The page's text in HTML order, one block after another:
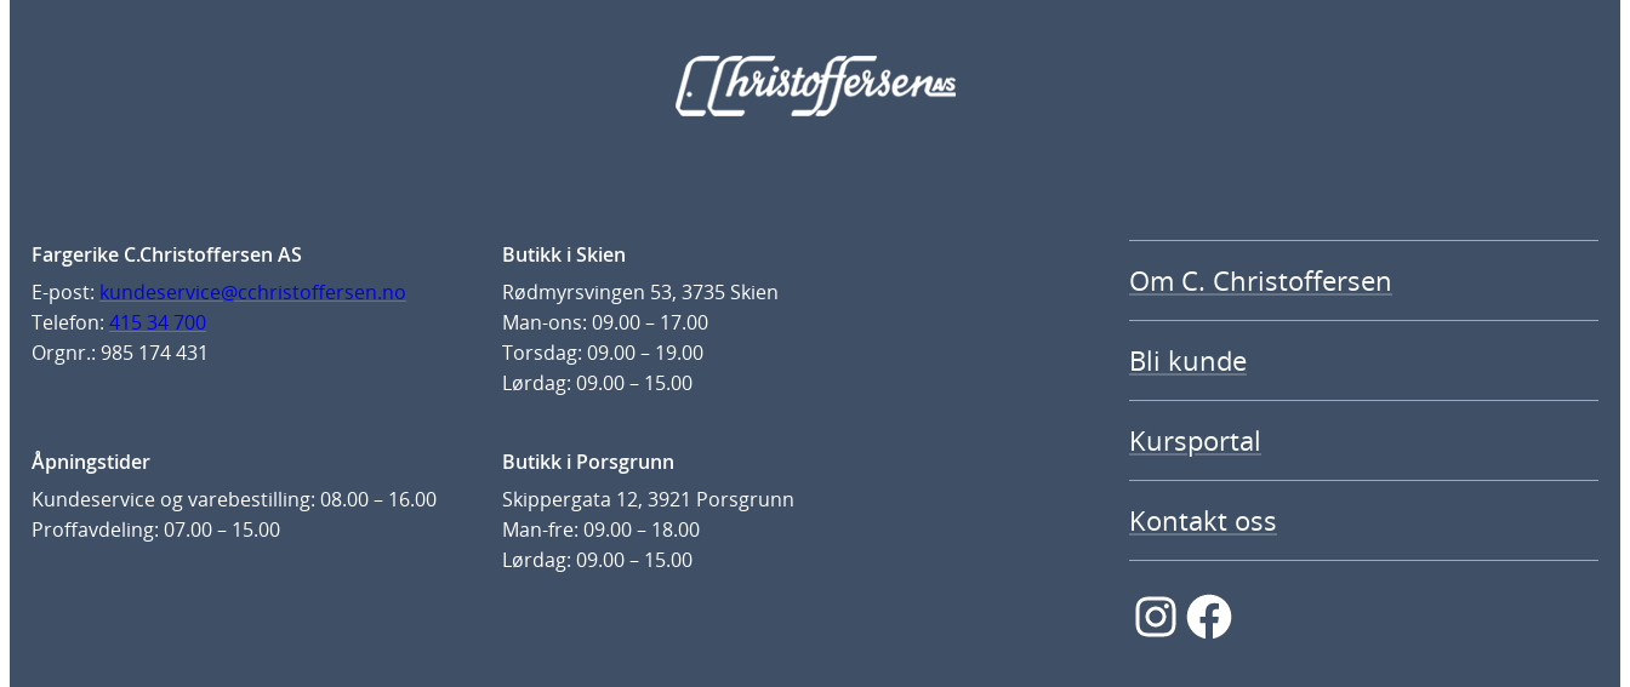
Fargerike C.Christoffersen AS
E-post: kundeservice@cchristoffersen.no
Telefon: 415 34 700
Orgnr.: 985 174 431
Butikk i Skien
Rødmyrsvingen 53, 3735 Skien
Man-ons: 09.00 – 17.00
Torsdag: 09.00 – 19.00
Lørdag: 09.00 – 15.00
Åpningstider
Kundeservice og varebestilling: 08.00 – 16.00
Proffavdeling: 07.00 – 15.00
Butikk i Porsgrunn
Skippergata 12, 3921 Porsgrunn
Man-fre: 09.00 – 18.00
Lørdag: 09.00 – 15.00
Om C. Christoffersen
Bli kunde
Kursportal
Kontakt oss
InstagramFacebook